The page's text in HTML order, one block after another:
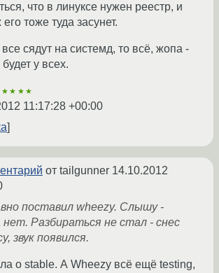
что в линуксе нужен реестр, и
тоже туда засунет.
сядут на системд, то всё, жопа -
у всех.
11:17:28 +00:00
от tailgunner 14.10.2012
поставил wheezy. Слышу -
нет. Разбираться не стал - снес
звук появился.
о stable. А Wheezy всё ещё testing,